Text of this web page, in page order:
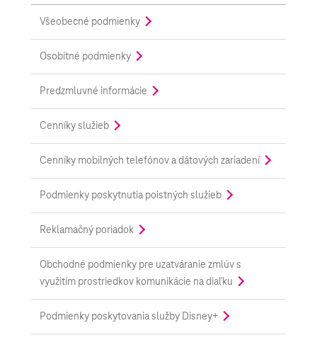
Všeobecné podmienky
Osobitné podmienky
Predzmluvné informácie
Cenníky služieb
Cenníky mobilných telefónov a dátových zariadení
Podmienky poskytnutia poistných služieb
Reklamačný poriadok
Obchodné podmienky pre uzatváranie zmlúv s
využitím prostriedkov komunikácie na diaľku
Podmienky poskytovania služby Disney+